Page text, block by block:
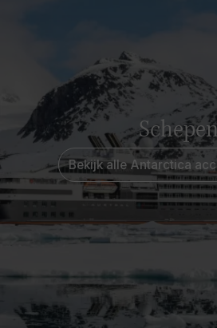
Bekijk alle Antarctica